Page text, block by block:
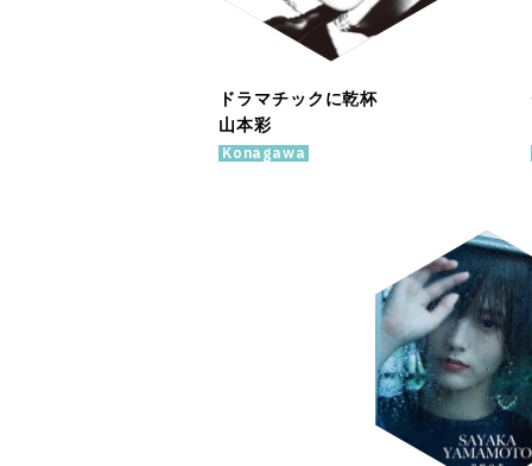
ドラマチックに乾杯
山本彩
Konagawa